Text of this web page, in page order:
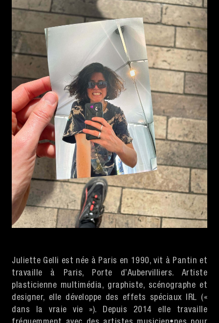
Juliette Gelli est née à Paris en 1990, vit à Pantin et
travaille à Paris, Porte d’Aubervilliers. Artiste
plasticienne multimédia, graphiste, scénographe et
designer, elle développe des effets spéciaux IRL («
dans la vraie vie »). Depuis 2014 elle travaille